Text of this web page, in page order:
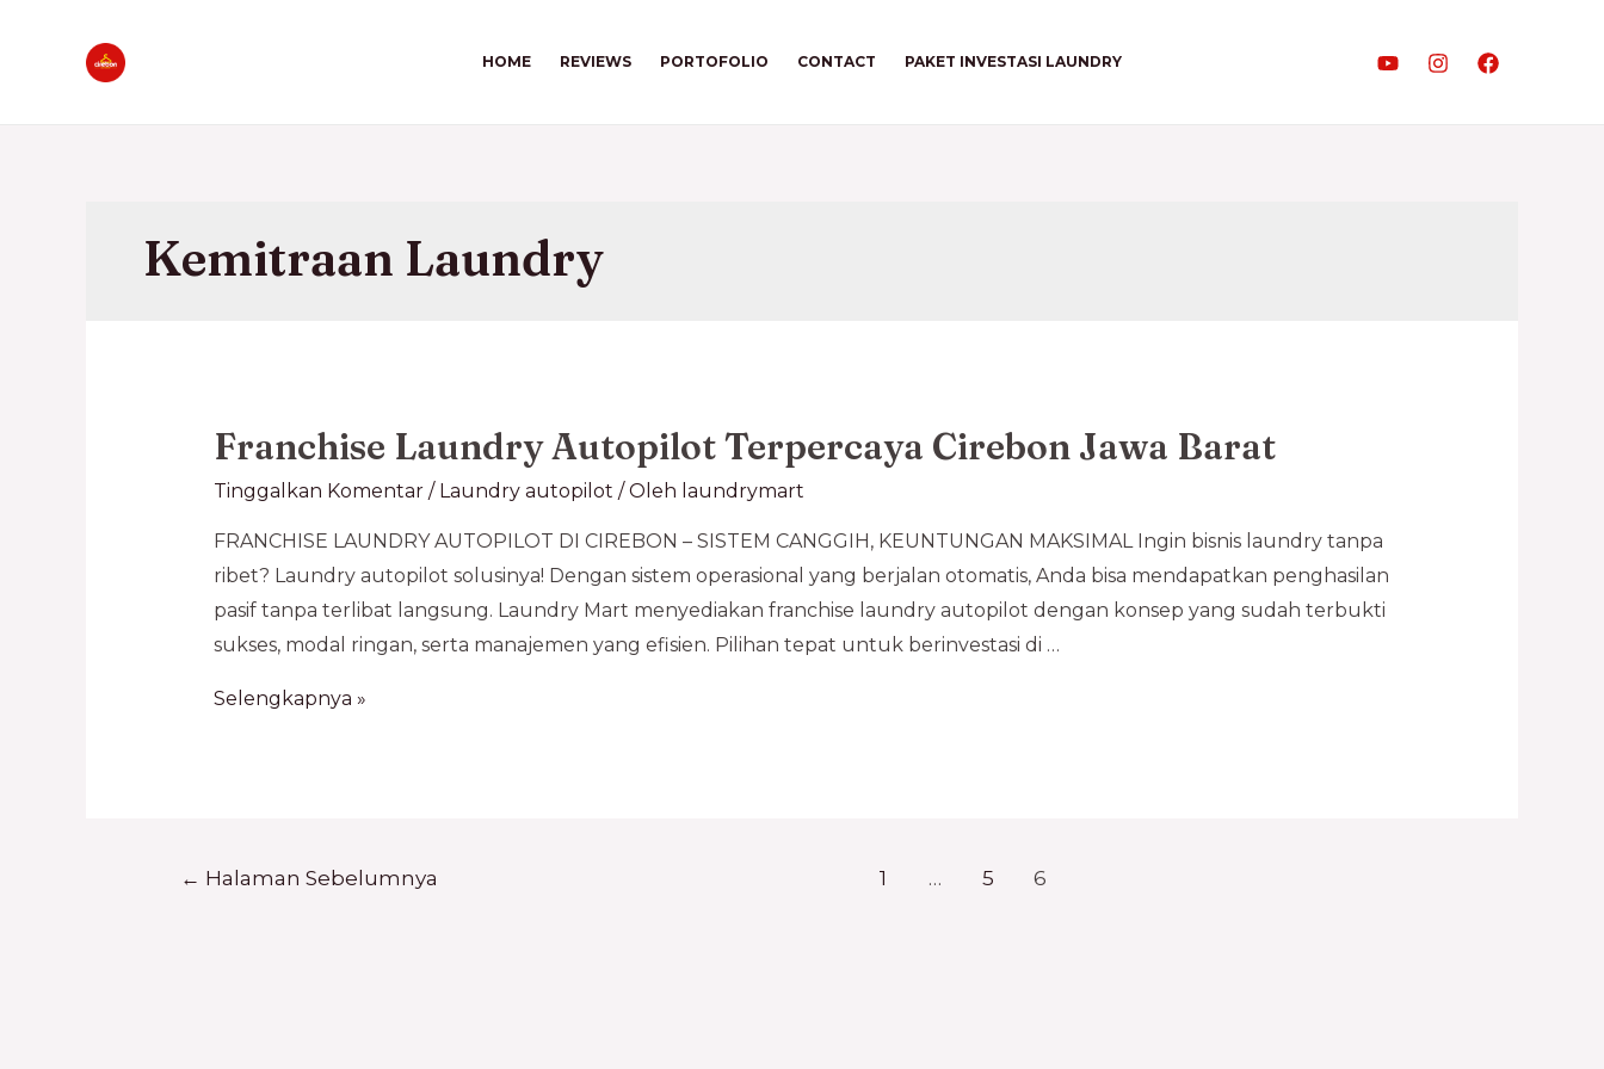
HOME REVIEWS PORTOFOLIO CONTACT PAKET INVESTASI LAUNDRY
Kemitraan Laundry
Franchise Laundry Autopilot Terpercaya Cirebon Jawa Barat
Tinggalkan Komentar / Laundry autopilot / Oleh laundrymart
FRANCHISE LAUNDRY AUTOPILOT DI CIREBON – SISTEM CANGGIH, KEUNTUNGAN MAKSIMAL Ingin bisnis laundry tanpa
ribet? Laundry autopilot solusinya! Dengan sistem operasional yang berjalan otomatis, Anda bisa mendapatkan penghasilan
pasif tanpa terlibat langsung. Laundry Mart menyediakan franchise laundry autopilot dengan konsep yang sudah terbukti
sukses, modal ringan, serta manajemen yang efisien. Pilihan tepat untuk berinvestasi di …
Selengkapnya »
← Halaman Sebelumnya 1 … 5 6